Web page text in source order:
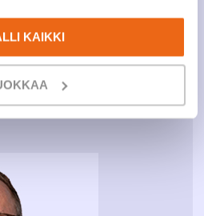
KAIKKI